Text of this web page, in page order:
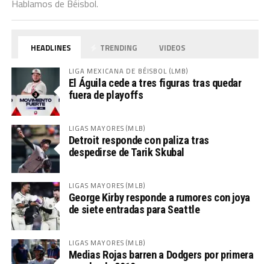
Hablamos de Béisbol.
HEADLINES TRENDING VIDEOS
LIGA MEXICANA DE BÉISBOL (LMB)
El Águila cede a tres figuras tras quedar
fuera de playoffs
LIGAS MAYORES (MLB)
Detroit responde con paliza tras
despedirse de Tarik Skubal
LIGAS MAYORES (MLB)
George Kirby responde a rumores con joya
de siete entradas para Seattle
LIGAS MAYORES (MLB)
Medias Rojas barren a Dodgers por primera